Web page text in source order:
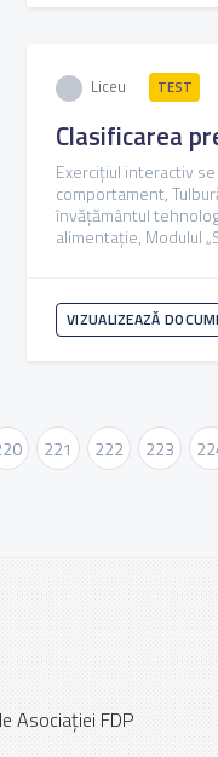
Liceu TEST
Clasificarea
Exercițiul interactiv se
comportament,
învățământul
alimentație, Modulul
VIZUALIZEAZĂ
221 222 223
Asociației FDP